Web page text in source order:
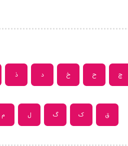
چ ح خ د ذ
ق ک گ ل م